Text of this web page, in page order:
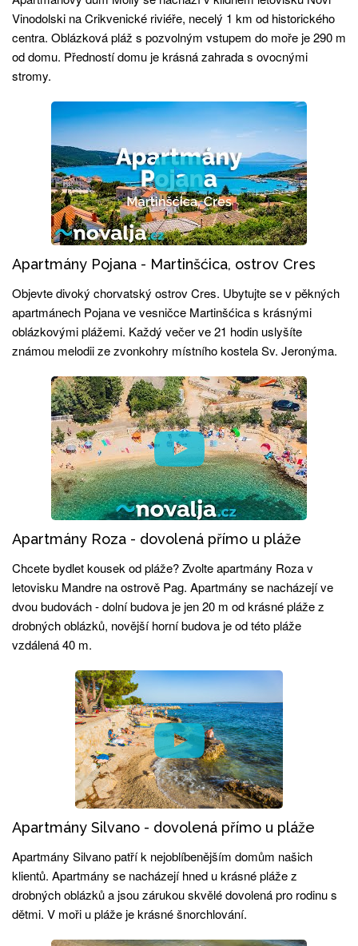
Vinodolski na Crikvenické riviéře, necelý 1 km od historického
centra. Oblázková pláž s pozvolným vstupem do moře je 290 m
od domu. Předností domu je krásná zahrada s ovocnými
stromy.
Apartmány Pojana - Martinšćica, ostrov Cres
Objevte divoký chorvatský ostrov Cres. Ubytujte se v pěkných
apartmánech Pojana ve vesničce Martinšćica s krásnými
oblázkovými plážemi. Každý večer ve 21 hodin uslyšíte
známou melodii ze zvonkohry místního kostela Sv. Jeronýma.
Apartmány Roza - dovolená přímo u pláže
Chcete bydlet kousek od pláže? Zvolte apartmány Roza v
letovisku Mandre na ostrově Pag. Apartmány se nacházejí ve
dvou budovách - dolní budova je jen 20 m od krásné pláže z
drobných oblázků, novější horní budova je od této pláže
vzdálená 40 m.
Apartmány Silvano - dovolená přímo u pláže
Apartmány Silvano patří k nejoblíbenějším domům našich
klientů. Apartmány se nacházejí hned u krásné pláže z
drobných oblázků a jsou zárukou skvělé dovolená pro rodinu s
dětmi. V moři u pláže je krásné šnorchlování.